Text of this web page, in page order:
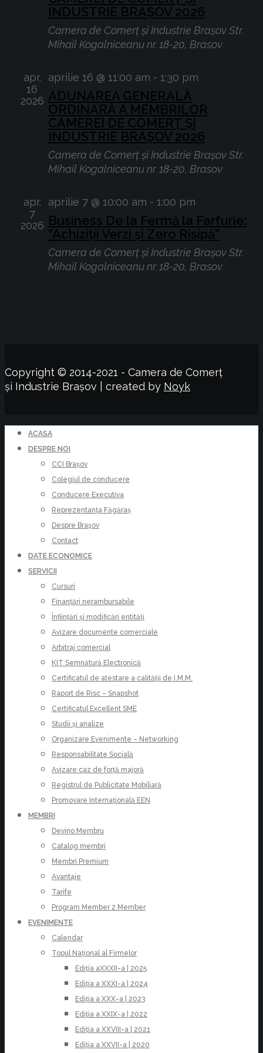
INDUSTRIE BRAȘOV 2026
Camera de Comerț și Industrie BrașovStr.
Mihail Kogalniceanu nr. 18-20, Brasov
apr.
16
2026
aprilie 16 @ 11:00 am - 1:30 pm
ADUNAREA GENERALĂ
ORDINARĂ A MEMBRILOR
CAMEREI DE COMERȚ ȘI
INDUSTRIE BRAȘOV 2026
Camera de Comerț și Industrie BrașovStr.
Mihail Kogalniceanu nr. 18-20, Brasov
apr.
7
2026
aprilie 7 @ 10:00 am - 1:00 pm
Business De la Fermă la Farfurie:
”Achiziții Verzi și Zero Risipă”
Camera de Comerț și Industrie BrașovStr.
Mihail Kogalniceanu nr. 18-20, Brasov
Copyright © 2014-2021 - Camera de Comerț
și Industrie Brașov | created by Noyk
ACASA
DESPRE NOI
CCI Brașov
Colegiul de conducere
Conducere Executiva
Reprezentanța Făgăraș
Despre Brașov
Contact
DATE ECONOMICE
SERVICII
Cursuri
Finanțări nerambursabile
Înființări și modificări entități
Avizare documente comerciale
Arbitraj comercial
KIT Semnătură Electronică
Certificatul de atestare a calității de I.M.M.
Raport de Risc – Snapshot
Certificatul Excellent SME
Studii și analize
Organizare Evenimente – Networking
Responsabilitate Socială
Avizare caz de forță majoră
Registrul de Publicitate Mobiliară
Promovare Internațională EEN
MEMBRI
Devino Membru
Catalog membri
Membri Premium
Avantaje
Tarife
Program Member 2 Member
EVENIMENTE
Calendar
Topul Național al Firmelor
Ediția aXXXII-a | 2025
Ediția a XXXI-a | 2024
Ediția a XXX-a | 2023
Ediția a XXIX-a | 2022
Ediția a XXVIII-a | 2021
Ediția a XXVII-a | 2020